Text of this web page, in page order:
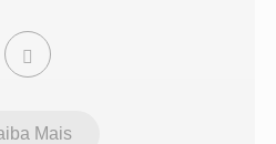
Mais